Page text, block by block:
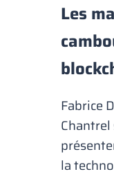
Les
Fabrice
la